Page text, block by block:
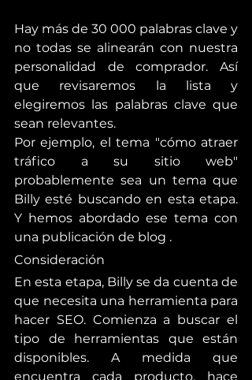
Hay más de 30 000 palabras clave y
no todas se alinearán con nuestra
personalidad de comprador. Así
que revisaremos la lista y
elegiremos las palabras clave que
sean relevantes.
Por ejemplo, el tema "cómo atraer
tráfico a su sitio web"
probablemente sea un tema que
Billy esté buscando en esta etapa.
Y hemos abordado ese tema con
una publicación de blog .
Consideración
En esta etapa, Billy se da cuenta de
que necesita una herramienta para
hacer SEO. Comienza a buscar el
tipo de herramientas que están
disponibles. A medida que
encuentra cada producto, hace